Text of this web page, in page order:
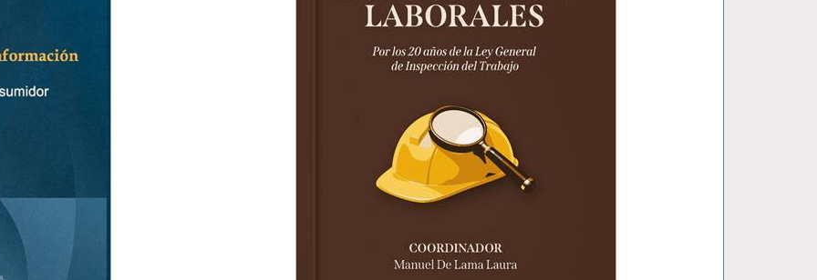
JESUS-MARIA SILVA SANCHEZ